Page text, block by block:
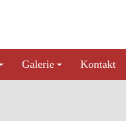
Galerie Kontakt